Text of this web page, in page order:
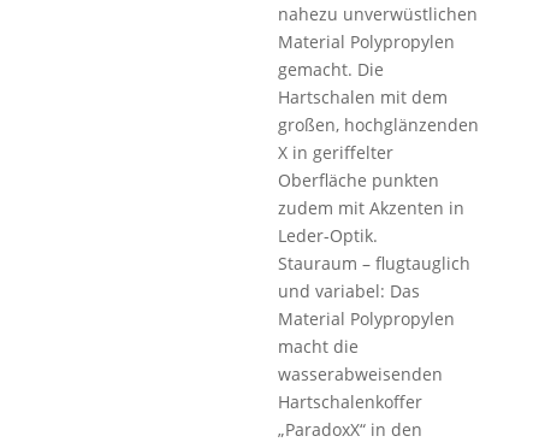
nahezu unverwüstlichen
Material Polypropylen
gemacht. Die
Hartschalen mit dem
großen, hochglänzenden
X in geriffelter
Oberfläche punkten
zudem mit Akzenten in
Leder-Optik.
Stauraum – flugtauglich
und variabel: Das
Material Polypropylen
macht die
wasserabweisenden
Hartschalenkoffer
„ParadoxX“ in den